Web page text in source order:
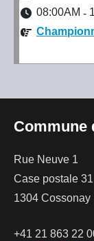
08:00AM -
Commune
Rue Neuve 1
Case postale 31
1304 Cossonay
+41 21 863 22